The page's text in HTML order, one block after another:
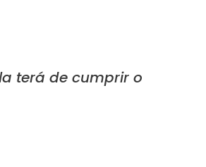
terá de cumprir o